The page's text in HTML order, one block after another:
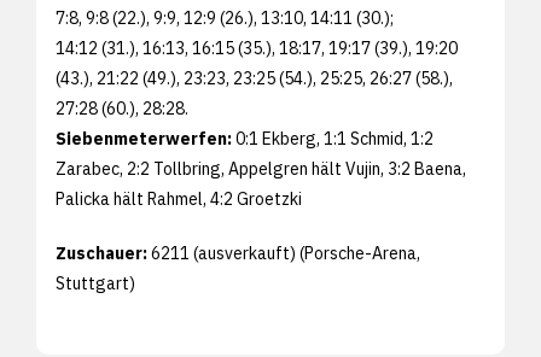
7:8, 9:8 (22.), 9:9, 12:9 (26.), 13:10, 14:11 (30.);
14:12 (31.), 16:13, 16:15 (35.), 18:17, 19:17 (39.), 19:20
(43.), 21:22 (49.), 23:23, 23:25 (54.), 25:25, 26:27 (58.),
27:28 (60.), 28:28.
Siebenmeterwerfen:0:1 Ekberg, 1:1 Schmid, 1:2
Zarabec, 2:2 Tollbring, Appelgren hält Vujin, 3:2 Baena,
Palicka hält Rahmel, 4:2 Groetzki
Zuschauer:6211 (ausverkauft) (Porsche-Arena,
Stuttgart)